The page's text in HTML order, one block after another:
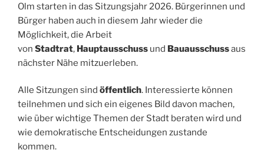
Olm starten in das Sitzungsjahr 2026. Bürgerinnen und
Bürger haben auch in diesem Jahr wieder die
Möglichkeit, die Arbeit
von Stadtrat, Hauptausschuss und Bauausschussaus
nächster Nähe mitzuerleben.
Alle Sitzungen sind öffentlich. Interessierte können
teilnehmen und sich ein eigenes Bild davon machen,
wie über wichtige Themen der Stadt beraten wird und
wie demokratische Entscheidungen zustande
kommen.